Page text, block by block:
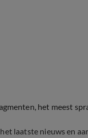
het meest
laatste nieuws en